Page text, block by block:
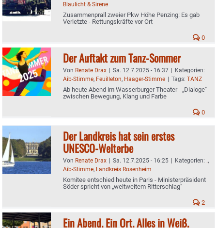
Blaulicht & Sirene
Zusammenprall zweier Pkw Höhe Penzing: Es gab
Verletzte - Rettungskräfte vor Ort
0
Der Auftakt zum Tanz-Sommer
Von Renate Drax | Sa. 12.7.2025 - 16:37 | Kategorien:
Aib-Stimme, Feuilleton, Haager-Stimme | Tags: TANZ
Ab heute Abend im Wasserburger Theater - „Dialoge"
zwischen Bewegung, Klang und Farbe
0
Der Landkreis hat sein erstes
UNESCO-Welterbe
Von Renate Drax | Sa. 12.7.2025 - 16:25 | Kategorien: .,
Aib-Stimme, Landkreis Rosenheim
Komitee entschied heute in Paris - Ministerpräsident
Söder spricht von „weltweitem Ritterschlag"
2
Ein Abend. Ein Ort. Alles in Weiß.